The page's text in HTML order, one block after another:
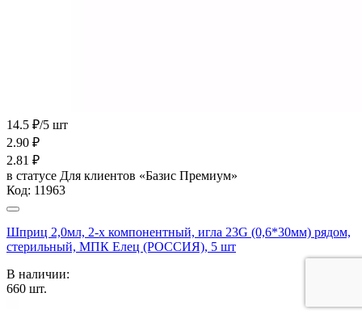
14.5 ₽/5 шт
2.90 ₽
2.81 ₽
в статусе Для клиентов «Базис Премиум»
Код: 11963
Шприц 2,0мл, 2-х компонентный, игла 23G (0,6*30мм) рядом,
стерильный, МПК Елец (РОССИЯ), 5 шт
В наличии:
660 шт.